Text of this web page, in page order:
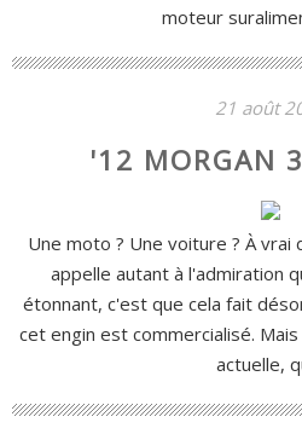
moteur
21 août
'12 MORGAN
Une moto ? Une voiture ? À
appelle autant à l'admiration
étonnant, c'est que cela fait
cet engin est commercialisé.
actuelle,